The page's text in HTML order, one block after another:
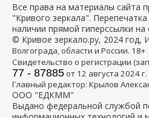
Все права на материалы сайта
"Кривого зеркала".
наличии прямой гиперссылки на
© Кривое зеркало.ру, 2024 год,
Волгограда, области и России. 18+
Свидетельство о регистрации
77 - 87885от 12 августа 2024 г.
Главный редактор: Крылов
ООО "ЕДКММ"
Выдано федеральной службой